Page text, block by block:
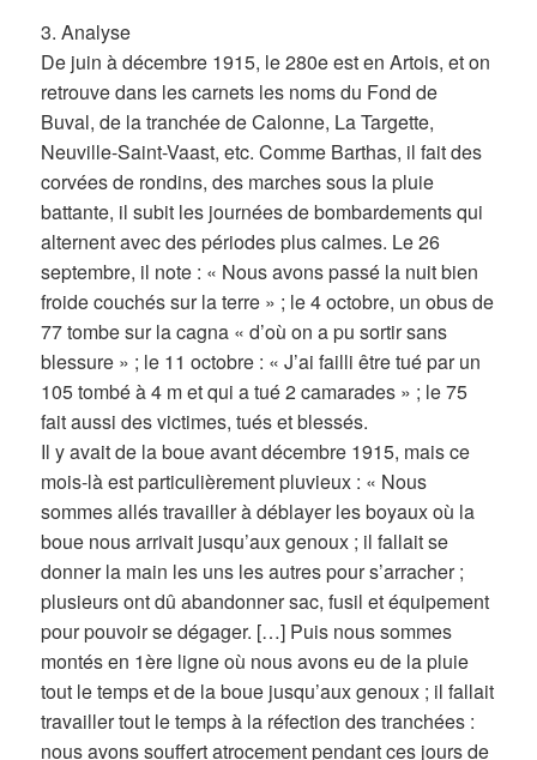
3. Analyse
De juin à décembre 1915, le 280e est en Artois, et on
retrouve dans les carnets les noms du Fond de
Buval, de la tranchée de Calonne, La Targette,
Neuville-Saint-Vaast, etc. Comme Barthas, il fait des
corvées de rondins, des marches sous la pluie
battante, il subit les journées de bombardements qui
alternent avec des périodes plus calmes. Le 26
septembre, il note : « Nous avons passé la nuit bien
froide couchés sur la terre » ; le 4 octobre, un obus de
77 tombe sur la cagna « d’où on a pu sortir sans
blessure » ; le 11 octobre : « J’ai failli être tué par un
105 tombé à 4 m et qui a tué 2 camarades » ; le 75
fait aussi des victimes, tués et blessés.
Il y avait de la boue avant décembre 1915, mais ce
mois-là est particulièrement pluvieux : « Nous
sommes allés travailler à déblayer les boyaux où la
boue nous arrivait jusqu’aux genoux ; il fallait se
donner la main les uns les autres pour s’arracher ;
plusieurs ont dû abandonner sac, fusil et équipement
pour pouvoir se dégager. […] Puis nous sommes
montés en 1ère ligne où nous avons eu de la pluie
tout le temps et de la boue jusqu’aux genoux ; il fallait
travailler tout le temps à la réfection des tranchées :
nous avons souffert atrocement pendant ces jours de